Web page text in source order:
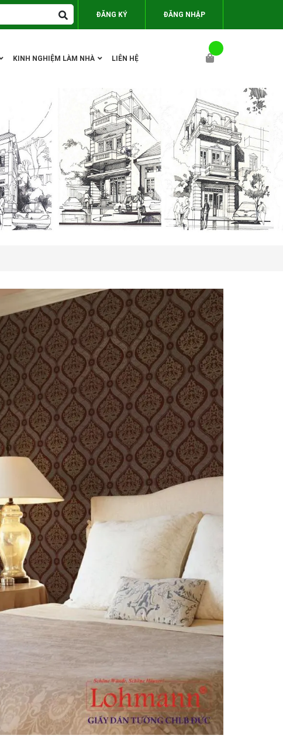
ĐĂNG KÝ ĐĂNG NHẬP
KINH NGHIỆM LÀM NHÀ LIÊN HỆ